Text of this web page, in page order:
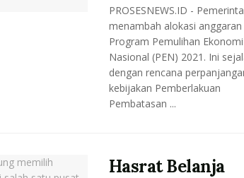
PROSESNEWS.ID -
menambah alokasi anggaran
Program Pemulihan Ekonomi
Nasional (PEN) 2021. Ini
dengan rencana
kebijakan Pemberlakuan
Pembatasan ...
Hasrat Belanja